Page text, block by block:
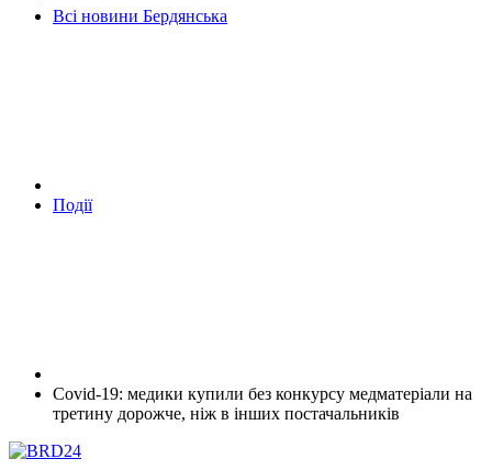
Всі новини Бердянська
Події
Covid-19: медики купили без конкурсу медматеріали на
третину дорожче, ніж в інших постачальників